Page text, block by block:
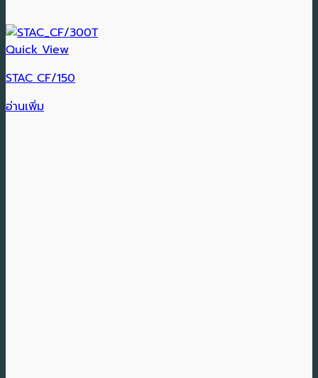
Quick View
STAC CF/150
อ่านเพิ่ม